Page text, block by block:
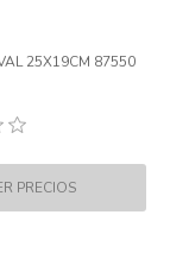
25X19CM 87550